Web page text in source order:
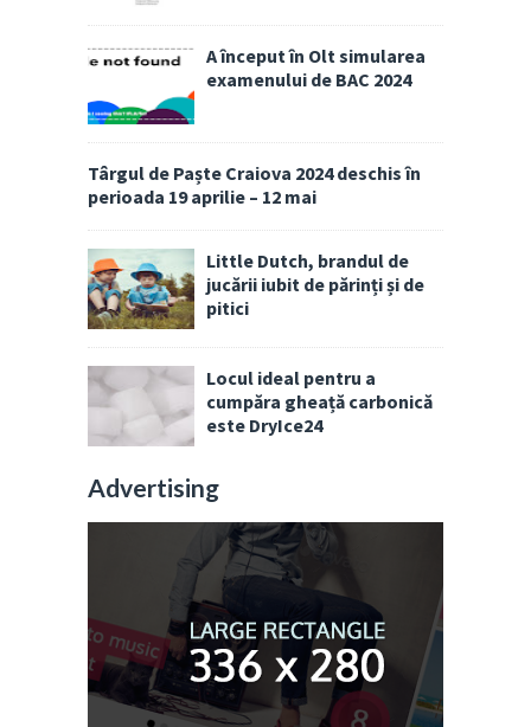
A început în Olt simularea
examenului de BAC 2024
Târgul de Paște Craiova 2024 deschis în
perioada 19 aprilie – 12 mai
Little Dutch, brandul de
jucării iubit de părinți și de
pitici
Locul ideal pentru a
cumpăra gheață carbonică
este DryIce24
Advertising